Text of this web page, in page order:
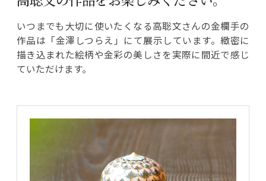
いつまでも大切に使いたくなる高聡文さんの金欄手の
作品は「金澤しつらえ」にて展示しています。緻密に
描き込まれた絵柄や金彩の美しさを実際に間近で感じ
ていただけます。